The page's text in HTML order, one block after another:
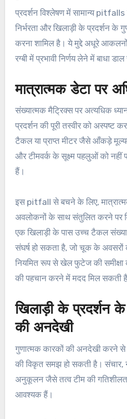
प्रदर्शन विश्लेषण में सामान्य
निर्भरता और खिलाड़ी के प्रदर्शन
करना शामिल है। ये मुद्दे अधूरे
रग्बी में प्रभावी निर्णय लेने में बाधा
मात्रात्मक डेटा पर
संख्यात्मक मैट्रिक्स पर अत्यधिक
प्रदर्शन की पूरी तस्वीर को अस्पष्ट
टैकल या प्राप्त मीटर जैसे आँकड़े
और टीमवर्क के सूक्ष्म पहलुओं को नहीं
हैं।
इस pitfall से बचने के लिए,
अवलोकनों के साथ संतुलित करने पर
एक खिलाड़ी के पास उच्च टैकल
संघर्ष हो सकता है, जो चूक के
नियमित रूप से खेल फुटेज की
की पहचान करने में मदद मिल सकती
खिलाड़ी के प्रदर्शन
की अनदेखी
गुणात्मक कारकों की अनदेखी करने से
की विकृत समझ हो सकती है। संचार,
अनुकूलन जैसे तत्व टीम की
आवश्यक हैं।